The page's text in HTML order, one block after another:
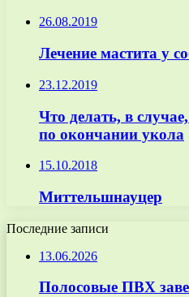
26.08.2019
Лечение мастита у
23.12.2019
Что делать, в
по окончании укола
15.10.2018
Миттельшнауцер
Последние записи
13.06.2026
Полосовые ПВХ